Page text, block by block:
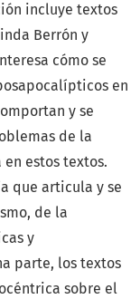
incluye textos
Berrón y
cómo se
en
y se
de la
estos textos.
que articula y se
de la
y
parte, los textos
sobre el